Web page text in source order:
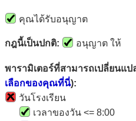
คุณได้รับอนุญาต
กฎนี้เป็นปกติ: อนุญาต ให้
พารามิเตอร์ที่สามารถเปลี่ยนแ
เลือกของคุณที่นี่):
วันโรงเรียน
เวลาของวัน <= 8:00